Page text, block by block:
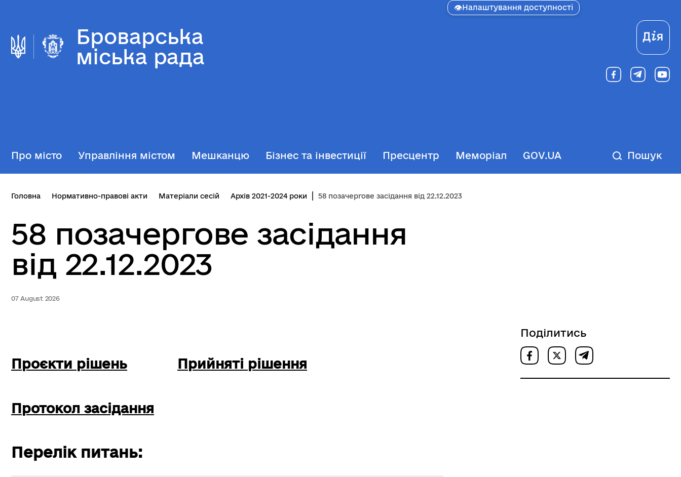
Броварська
міська рада
👁Налаштування доступності
Про місто Управління містом Мешканцю Бізнес та інвестиції Пресцентр Меморіал GOV.UA Пошук
Головна Нормативно-правові акти Матеріали сесій Архів 2021-2024 роки 58 позачергове засідання від 22.12.2023
58 позачергове засідання
від 22.12.2023
07 August 2026
Проєкти рішень Прийняті рішення
Протокол засідання
Перелік питань:
Поділитись